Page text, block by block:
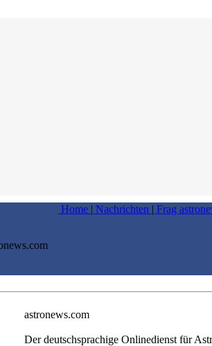
Home | Nachrichten | Frag
astronews.com
Der deutschsprachige Onlinedienst für